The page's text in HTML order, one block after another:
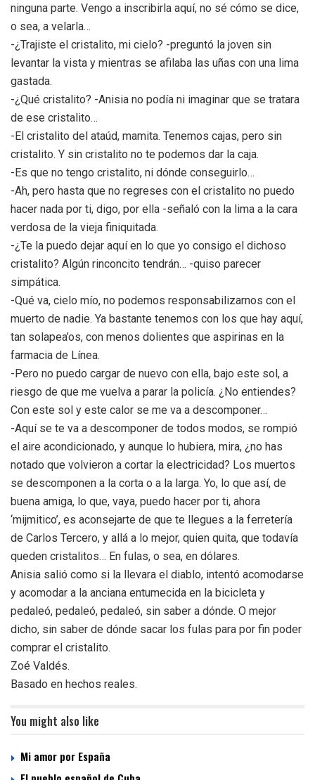
ninguna parte. Vengo a inscribirla aquí, no sé cómo se dice,
o sea, a velarla…
-¿Trajiste el cristalito, mi cielo? -preguntó la joven sin
levantar la vista y mientras se afilaba las uñas con una lima
gastada.
-¿Qué cristalito? -Anisia no podía ni imaginar que se tratara
de ese cristalito…
-El cristalito del ataúd, mamita. Tenemos cajas, pero sin
cristalito. Y sin cristalito no te podemos dar la caja.
-Es que no tengo cristalito, ni dónde conseguirlo…
-Ah, pero hasta que no regreses con el cristalito no puedo
hacer nada por ti, digo, por ella -señaló con la lima a la cara
verdosa de la vieja finiquitada.
-¿Te la puedo dejar aquí en lo que yo consigo el dichoso
cristalito? Algún rinconcito tendrán… -quiso parecer
simpática.
-Qué va, cielo mío, no podemos responsabilizarnos con el
muerto de nadie. Ya bastante tenemos con los que hay aquí,
tan solapea’os, con menos dolientes que aspirinas en la
farmacia de Línea.
-Pero no puedo cargar de nuevo con ella, bajo este sol, a
riesgo de que me vuelva a parar la policía. ¿No entiendes?
Con este sol y este calor se me va a descomponer…
-Aquí se te va a descomponer de todos modos, se rompió
el aire acondicionado, y aunque lo hubiera, mira, ¿no has
notado que volvieron a cortar la electricidad? Los muertos
se descomponen a la corta o a la larga. Yo, lo que así, de
buena amiga, lo que, vaya, puedo hacer por ti, ahora
‘mijmitico’, es aconsejarte de que te llegues a la ferretería
de Carlos Tercero, y allá a lo mejor, quien quita, que todavía
queden cristalitos… En fulas, o sea, en dólares.
Anisia salió como si la llevara el diablo, intentó acomodarse
y acomodar a la anciana entumecida en la bicicleta y
pedaleó, pedaleó, pedaleó, sin saber a dónde. O mejor
dicho, sin saber de dónde sacar los fulas para por fin poder
comprar el cristalito.
Zoé Valdés.
Basado en hechos reales.
You might also like
Mi amor por España